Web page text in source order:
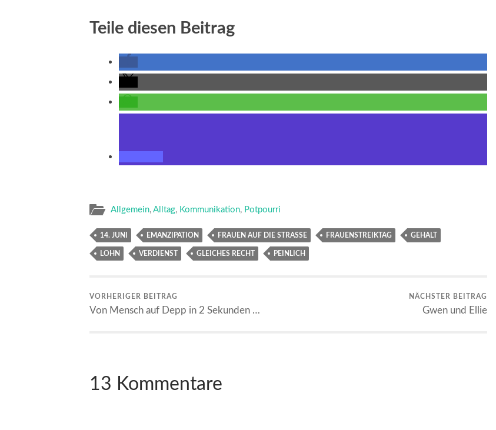
Teile diesen Beitrag
Allgemein, Alltag, Kommunikation, Potpourri
14. JUNI EMANZIPATION FRAUEN AUF DIE STRASSE FRAUENSTREIKTAG GEHALT
LOHN VERDIENST GLEICHES RECHT PEINLICH
VORHERIGER BEITRAG
Von Mensch auf Depp in 2 Sekunden …
NÄCHSTER BEITRAG
Gwen und Ellie
13 Kommentare